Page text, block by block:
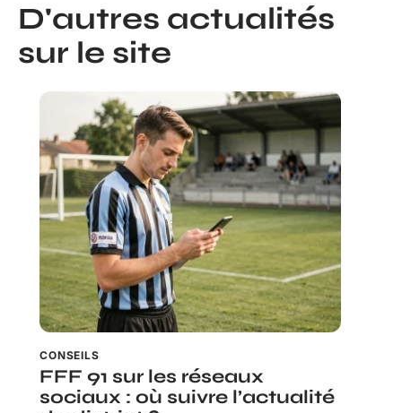
D'autres actualités
sur le site
CONSEILS
FFF 91 sur les réseaux
sociaux : où suivre l’actualité